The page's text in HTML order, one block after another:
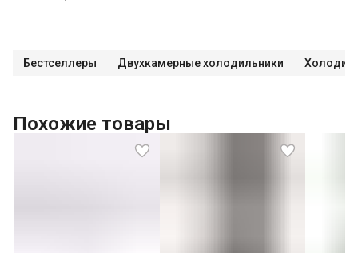
Бестселлеры Двухкамерные холодильники
Похожие товары